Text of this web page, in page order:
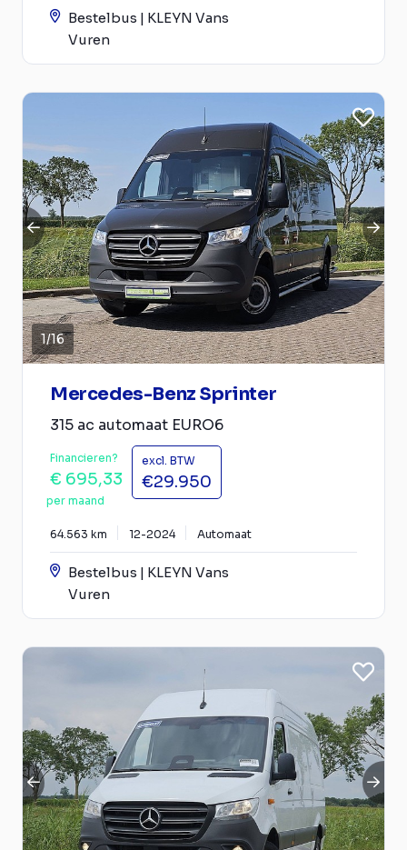
Bestelbus | KLEYN Vans
Vuren
1/16
Mercedes-Benz Sprinter
315 ac automaat EURO6
Financieren?
€ 695,33
per maand
excl. BTW
€29.950
64.563 km 12-2024 Automaat
Bestelbus | KLEYN Vans
Vuren